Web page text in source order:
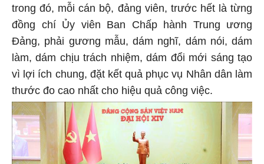
trong đó, mỗi cán bộ, đảng viên, trước hết là từng
đồng chí Ủy viên Ban Chấp hành Trung ương
Đảng, phải gương mẫu, dám nghĩ, dám nói, dám
làm, dám chịu trách nhiệm, dám đổi mới sáng tạo
vì lợi ích chung, đặt kết quả phục vụ Nhân dân làm
thước đo cao nhất cho hiệu quả công việc.